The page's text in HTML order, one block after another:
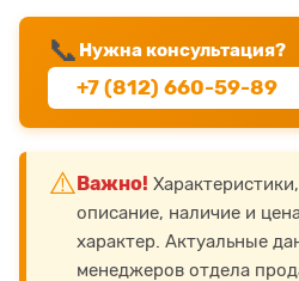
📞 Нужна консультация?
+7 (812) 660-59-89
⚠️Важно!
описание, наличие и
характер. Актуальные
менеджеров отдела